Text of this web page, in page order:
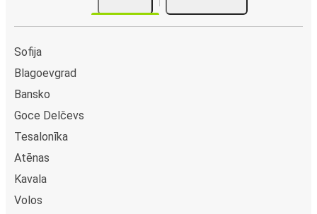
Sofija
Blagoevgrad
Bansko
Goce Delčevs
Tesalonīka
Atēnas
Kavala
Volos